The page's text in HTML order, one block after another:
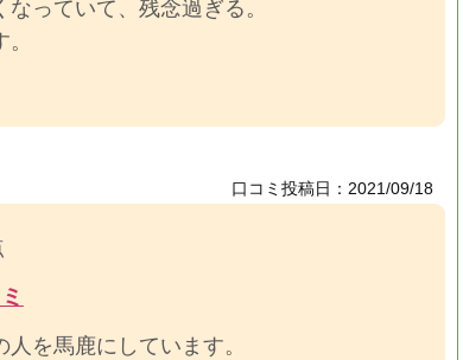
っていて、残念過ぎる。
口コミ投稿日：2021/09/18
を馬鹿にしています。